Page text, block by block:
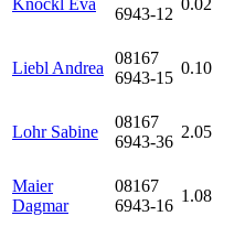
Knöckl Eva
6943-12
0.02
Liebl Andrea
08167
6943-15
0.10
Lohr Sabine
08167
6943-36
2.05
Maier
Dagmar
08167
6943-16
1.08